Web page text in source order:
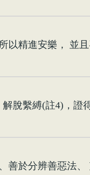
以精進安樂， 並
脫繫縛(註4)，證
善於分辨善惡法